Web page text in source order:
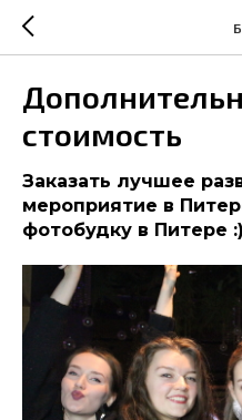
стоимость
Заказать лучшее
мероприятие в
фотобудку в Питере :)